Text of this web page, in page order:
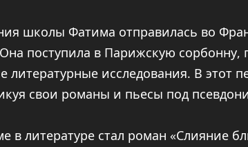
школы Фатима отправилась во
поступила в Парижскую сорбонну,
литературные исследования. В этот
свои романы и пьесы под
в литературе стал роман «Слияние